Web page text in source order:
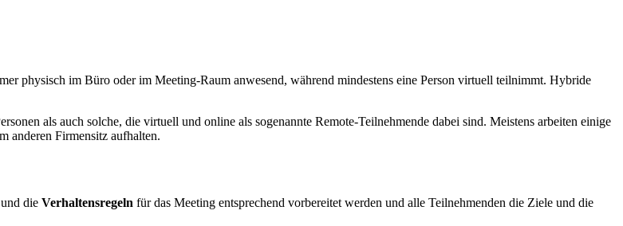
physisch im Büro oder im Meeting-Raum anwesend, während mindestens eine Person virtuell teilnimmt. Hybride
als auch solche, die virtuell und online als sogenannte Remote-Teilnehmende dabei sind. Meistens arbeiten einige
anderen Firmensitz aufhalten.
und die Verhaltensregeln für das Meeting entsprechend vorbereitet werden und alle Teilnehmenden die Ziele und die